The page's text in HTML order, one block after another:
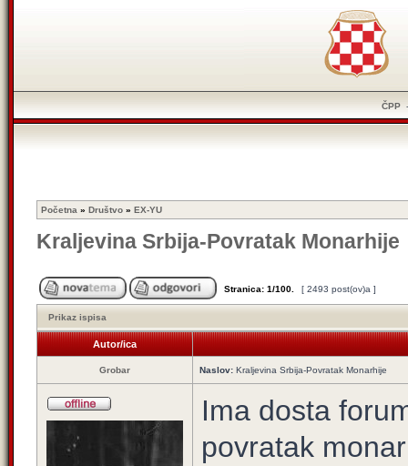
ČPP
Početna » Društvo » EX-YU
Kraljevina Srbija-Povratak Monarhije
Stranica: 1/100 [ 2493 post(ov)a ]
Prikaz ispisa
Autor/ica
Grobar Naslov: Kraljevina Srbija-Povratak Monarhije
Ima dosta
povratak